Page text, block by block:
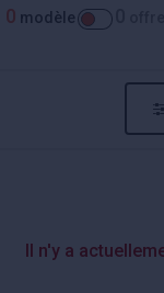
0 modèle
Il n'y a